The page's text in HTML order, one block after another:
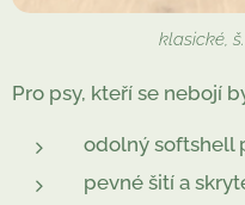
klasické,
Pro psy, kteří se nebojí
odolný softshell
pevné šití a